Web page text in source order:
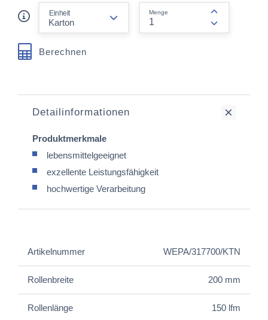
Einheit Menge
Berechnen
Detailinformationen
Produktmerkmale
lebensmittelgeeignet
exzellente Leistungsfähigkeit
hochwertige Verarbeitung
Artikelnummer WEPA/317700/KTN
Rollenbreite 200 mm
Rollenlänge 150 lfm